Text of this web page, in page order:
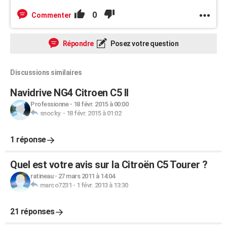
Commenter 0
Répondre Posez votre question
Discussions similaires
Navidrive NG4 Citroen C5 II
Professionne- 18 févr. 2015 à 00:00
snocky. - 18 févr. 2015 à 01:02
1 réponse
Quel est votre avis sur la Citroën C5 Tourer ?
ratineau- 27 mars 2011 à 14:04
marco7231 - 1 févr. 2013 à 13:30
21 réponses